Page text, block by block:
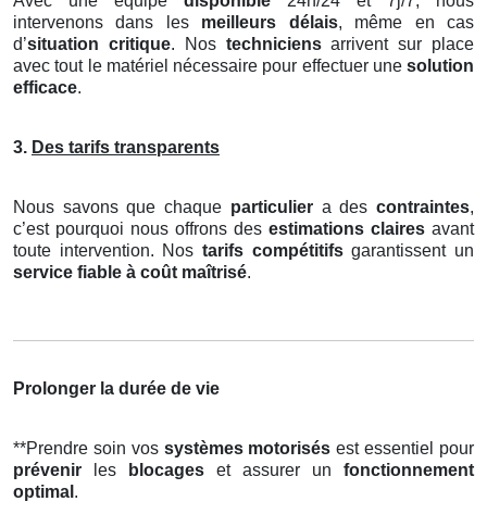
intervenons dans les meilleurs délais, même en cas
d’situation critique. Nos techniciensarrivent sur place
avec tout le matériel nécessaire pour effectuer une solution
efficace.
3. Des tarifs transparents
Nous savons que chaque particuliera descontraintes,
c’est pourquoi nous offrons des estimations claires avant
toute intervention. Nos tarifs compétitifsgarantissent un
service fiable à coût maîtrisé.
Prolonger la durée de vie
**Prendre soin vos systèmes motorisés est essentiel pour
prévenir les blocages et assurer un fonctionnement
optimal .